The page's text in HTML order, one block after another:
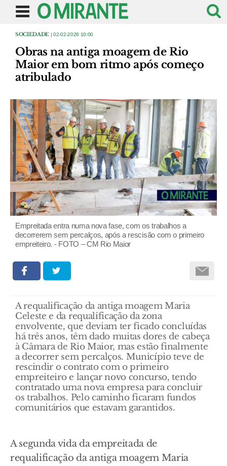
SOCIEDADE | 02-02-2026 10:00
Obras na antiga moagem de Rio
Maior em bom ritmo após começo
atribulado
Empreitada entra numa nova fase, com os trabalhos a
decorrerem sem percalços, após a rescisão com o primeiro
empreiteiro. - FOTO – CM Rio Maior
A requalificação da antiga moagem Maria
Celeste e da requalificação da zona
envolvente, que deviam ter ficado concluídas
há três anos, têm dado muitas dores de cabeça
à Câmara de Rio Maior, mas estão finalmente
a decorrer sem percalços. Município teve de
rescindir o contrato com o primeiro
empreiteiro e lançar novo concurso, tendo
contratado uma nova empresa para concluir
os trabalhos. Pelo caminho ficaram fundos
comunitários que estavam garantidos.
A segunda vida da empreitada de
requalificação da antiga moagem Maria